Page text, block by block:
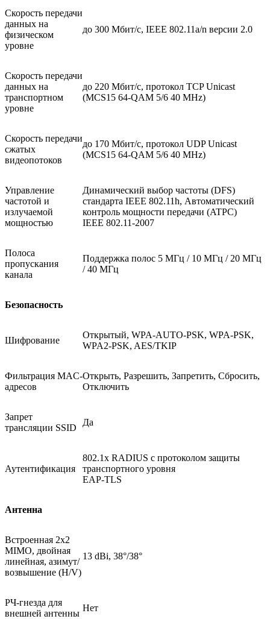
Скорость передачи
данных на
физическом
уровне
до 300 Мбит/с, IEEE 802.11a/n версии 2.0
Скорость передачи
данных на
транспортном
уровне
до 220 Мбит/с, протокол TCP Unicast
(MCS15 64-QAM 5/6 40 MHz)
Скорость передачи
сжатых
видеопотоков
до 170 Мбит/с, протокол UDP Unicast
(MCS15 64-QAM 5/6 40 MHz)
Управление
частотой и
излучаемой
мощностью
Динамический выбор частоты (DFS)
стандарта IEEE 802.11h, Автоматический
контроль мощности передачи (ATPC)
IEEE 802.11-2007
Полоса
пропускания
канала
Поддержка полос 5 МГц / 10 МГц / 20 МГц
/ 40 МГц
Безопасность
Шифрование
Открытый, WPA-AUTO-PSK, WPA-PSK,
WPA2-PSK, AES/TKIP
Фильтрация MAC-
адресов
Открыть, Разрешить, Запретить, Сбросить,
Отключить
Запрет
трансляции SSID
Да
Аутентификация
802.1x RADIUS с протоколом защиты
транспортного уровня
EAP-TLS
Антенна
Встроенная 2x2
MIMO, двойная
линейная, азимут/
возвышение (H/V)
13 dBi, 38°/38°
РЧ-гнезда для
внешней антенны
Нет